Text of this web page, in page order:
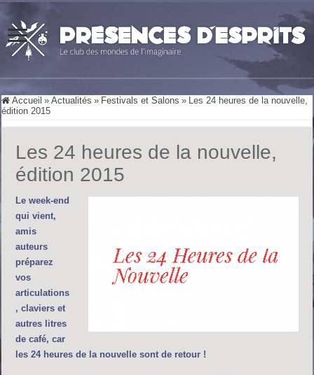
Accueil » Actualités » Festivals et Salons » Les 24 heures de la nouvelle,
édition 2015
Les 24 heures de la nouvelle,
édition 2015
Le week-end
qui vient,
amis
auteurs
préparez
vos
articulations
, claviers et
autres litres
de café, car
les 24 heures de la nouvelle sont de retour !